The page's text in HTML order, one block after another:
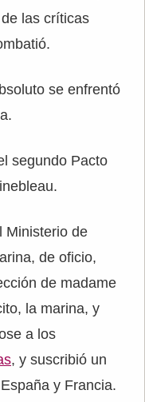
las críticas
se enfrentó
segundo Pacto
Ministerio de
de oficio,
de madame
la marina, y
a los
, y suscribió un
y Francia.